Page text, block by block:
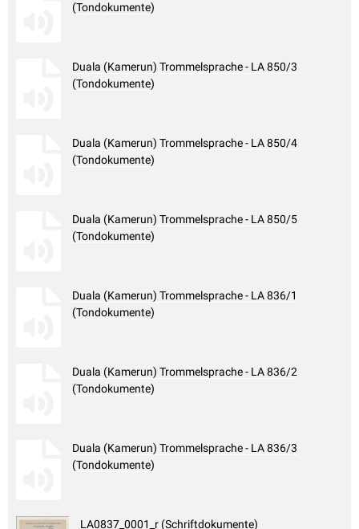
(Tondokumente)
Duala (Kamerun) Trommelsprache - LA 850/3
(Tondokumente)
Duala (Kamerun) Trommelsprache - LA 850/4
(Tondokumente)
Duala (Kamerun) Trommelsprache - LA 850/5
(Tondokumente)
Duala (Kamerun) Trommelsprache - LA 836/1
(Tondokumente)
Duala (Kamerun) Trommelsprache - LA 836/2
(Tondokumente)
Duala (Kamerun) Trommelsprache - LA 836/3
(Tondokumente)
LA0837_0001_r (Schriftdokumente)